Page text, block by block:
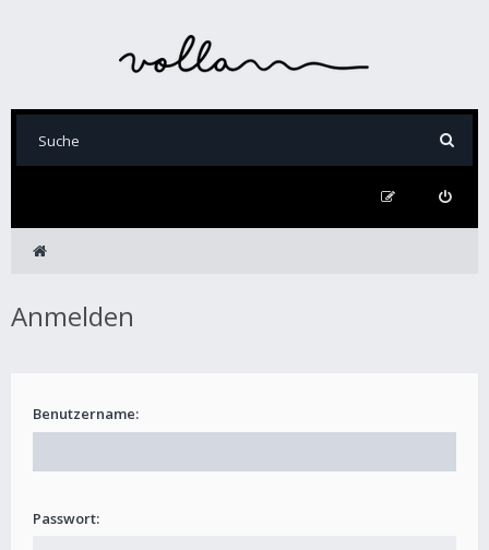
Anmelden
Benutzername:
Passwort: